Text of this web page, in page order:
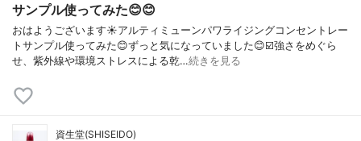
サンプル使ってみた😊😊
おはようございます☀アルティミューンパワライジングコンセントレー
トサンプル使ってみた😊ずっと気になっていました😊☑️強さをめぐら
せ、紫外線や環境ストレスによる乾…続きを見る
資生堂(SHISEIDO)